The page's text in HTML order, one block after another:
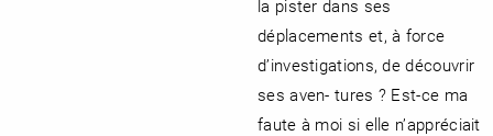
la pister dans ses
déplacements et, à force
d’investigations, de découvrir
ses aven- tures ? Est-ce ma
faute à moi si elle n’appréciait